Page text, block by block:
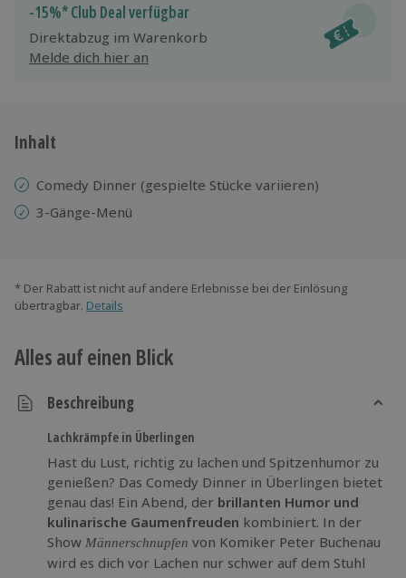
Jeder Gutschein für alle Erlebnisse einlösbar.
Maximale Sicherheit
10 Jahre gültig & verlängerbar.
-15%* Club Deal verfügbar
Direktabzug im Warenkorb
Melde dich hier an
Inhalt
Comedy Dinner (gespielte Stücke variieren)
3-Gänge-Menü
* Der Rabatt ist nicht auf andere Erlebnisse bei der Einlösung
übertragbar. Details
Alles auf einen Blick
Beschreibung
Lachkrämpfe in Überlingen
Hast du Lust, richtig zu lachen und Spitzenhumor zu
genießen? Das Comedy Dinner in Überlingen bietet
genau das! Ein Abend, der brillanten Humor und
kulinarische Gaumenfreuden kombiniert. In der
Show Männerschnupfen von Komiker Peter Buchenau
wird es dich vor Lachen nur schwer auf dem Stuhl